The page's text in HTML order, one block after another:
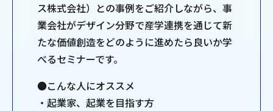
ス株式会社）との事例をご紹介しながら、事
業会社がデザイン分野で産学連携を通じて新
たな価値創造をどのように進めたら良いか学
べるセミナーです。
●こんな人にオススメ
・起業家、起業を目指す方